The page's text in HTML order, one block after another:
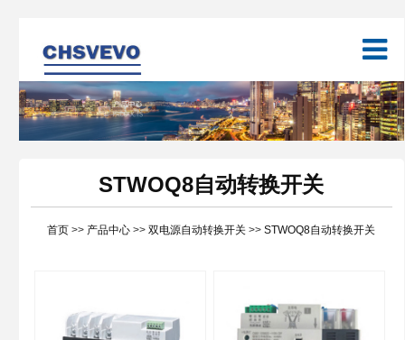
STWOQ8自动转换开关
首页 >> 产品中心 >>双电源自动转换开关 >>STWOQ8自动转换开关